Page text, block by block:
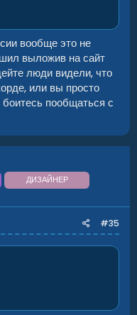
вообще это не
выложив на сайт
люди видели, что
или вы просто
пообщаться с
ДИЗАЙНЕР
#35